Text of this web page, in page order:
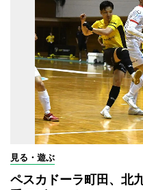
見る・遊ぶ
ペスカドーラ町田、北